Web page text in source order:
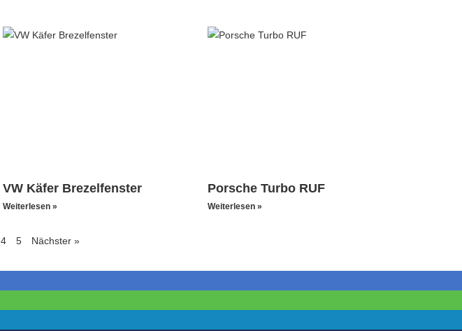
VW Käfer Brezelfenster
Weiterlesen »
Porsche Turbo RUF
Weiterlesen »
4 5 Nächster »